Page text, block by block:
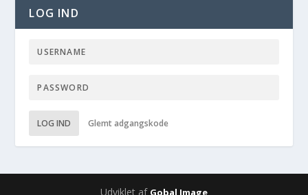
LOG IND
LOG IND Glemt adgangskode
Udviklet af Gobal Image